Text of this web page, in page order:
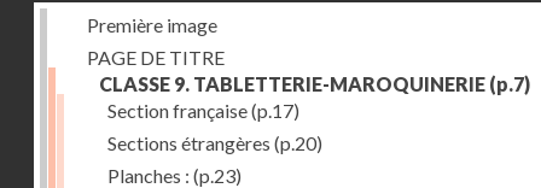
Première image
PAGE DE TITRE
CLASSE 9. TABLETTERIE-MAROQUINERIE (p.7)
Section française(p.17)
Sections étrangères (p.20)
Planches : (p.23)